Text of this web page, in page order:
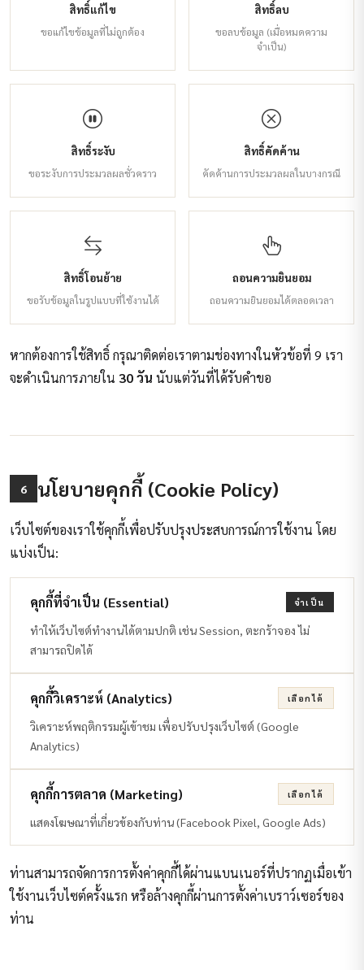
สิทธิ์แก้ไข
ขอแก้ไขข้อมูลที่ไม่ถูกต้อง
สิทธิ์ลบ
ขอลบข้อมูล (เมื่อหมดความ
จำเป็น)
สิทธิ์ระงับ
ขอระงับการประมวลผลชั่วคราว
สิทธิ์คัดค้าน
คัดค้านการประมวลผลในบางกรณี
สิทธิ์โอนย้าย
ขอรับข้อมูลในรูปแบบที่ใช้งานได้
ถอนความยินยอม
ถอนความยินยอมได้ตลอดเวลา
หากต้องการใช้สิทธิ์ กรุณาติดต่อเราตามช่องทางในหัวข้อที่ 9 เรา
จะดำเนินการภายใน 30 วัน นับแต่วันที่ได้รับคำขอ
6 นโยบายคุกกี้ (Cookie Policy)
เว็บไซต์ของเราใช้คุกกี้เพื่อปรับปรุงประสบการณ์การใช้งาน โดย
แบ่งเป็น:
คุกกี้ที่จำเป็น (Essential) จำเป็น
ทำให้เว็บไซต์ทำงานได้ตามปกติ เช่น Session, ตะกร้าจอง ไม่
สามารถปิดได้
คุกกี้วิเคราะห์ (Analytics) เลือกได้
วิเคราะห์พฤติกรรมผู้เข้าชม เพื่อปรับปรุงเว็บไซต์ (Google
Analytics)
คุกกี้การตลาด (Marketing) เลือกได้
แสดงโฆษณาที่เกี่ยวข้องกับท่าน (Facebook Pixel, Google Ads)
ท่านสามารถจัดการการตั้งค่าคุกกี้ได้ผ่านแบนเนอร์ที่ปรากฏเมื่อเข้า
ใช้งานเว็บไซต์ครั้งแรก หรือล้างคุกกี้ผ่านการตั้งค่าเบราว์เซอร์ของ
ท่าน